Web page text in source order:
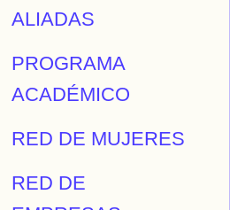
ALIADAS
PROGRAMA
ACADÉMICO
RED DE MUJERES
RED DE